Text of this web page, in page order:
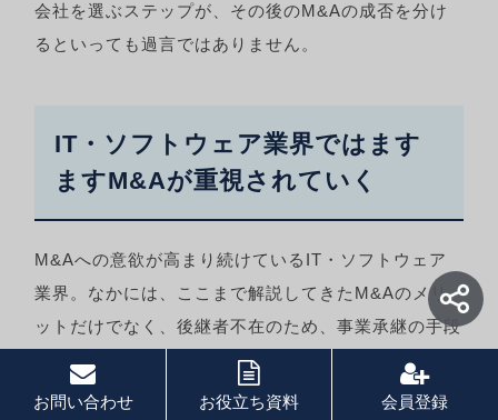
お問い合わせ お役立ち資料 会員登録
会社を選ぶステップが、その後のM&Aの成否を分け
るといっても過言ではありません。
IT・ソフトウェア業界ではます
ますM&Aが重視されていく
M&Aへの意欲が高まり続けているIT・ソフトウェア
業界。なかには、ここまで解説してきたM&Aのメリ
ットだけでなく、後継者不在のため、事業承継の手段
としてM&Aを検討している経営者様もいらっしゃる
ことでしょう。